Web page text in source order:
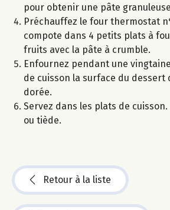
pour obtenir une pâte
Préchauffez le four thermostat
compote dans 4 petits plats à
fruits avec la pâte à crumble.
Enfournez pendant une
de cuisson la surface du dessert
dorée.
Servez dans les plats de cuisson.
ou tiède.
Retour à la liste